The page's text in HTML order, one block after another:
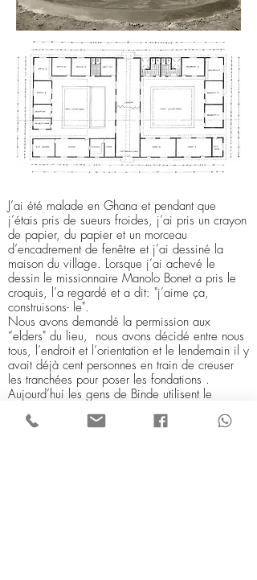
J’ai été malade en Ghana et pendant que
j’étais pris de sueurs froides, j’ai pris un crayon
de papier, du papier et un morceau
d’encadrement de fenêtre et j’ai dessiné la
maison du village. Lorsque j’ai achevé le
dessin le missionnaire Manolo Bonet a pris le
croquis, l’a regardé et a dit: "j’aime ça,
construisons- le".
Nous avons demandé la permission aux
“elders" du lieu, nous avons décidé entre nous
tous, l’endroit et l’orientation et le lendemain il y
avait déjà cent personnes en train de creuser
les tranchées pour poser les fondations .
Aujourd’hui les gens de Binde utilisent le
l’hôpital rurale de Binde